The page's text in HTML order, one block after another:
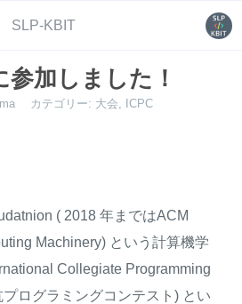
SLP-KBIT
加しました！
カテゴリー: 大会, ICPC
( 2018 年まではACM
Machinery) という計算機学
Collegiate Programming
ログラミングコンテスト) とい